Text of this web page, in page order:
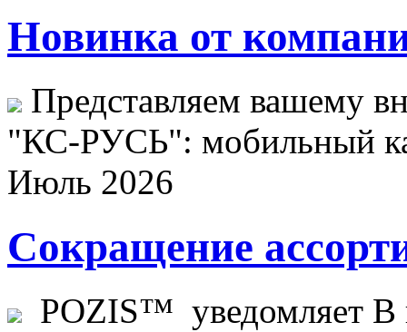
Новинка от
Представляем вашему
"КС-РУСЬ": мобильный
Июль 2026
Сокращение
POZIS™ уведомляет В